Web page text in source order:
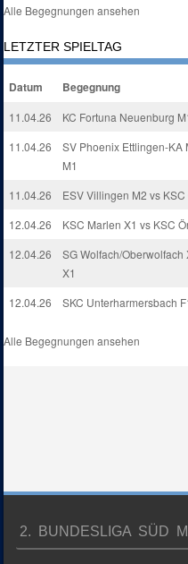
Alle Begegnungen ansehen
LETZTER SPIELTAG
Datum Begegnung
11.04.26 KC Fortuna Neuenburg
11.04.26
SV Phoenix Ettlingen-KA
M1
11.04.26 ESV Villingen M2 vs
12.04.26
KSC Marlen X1 vs KSC
12.04.26
SG Wolfach/Oberwolfach
X1
12.04.26 SKC Unterharmersbach
Alle Begegnungen ansehen
2. BUNDESLIGA SÜD